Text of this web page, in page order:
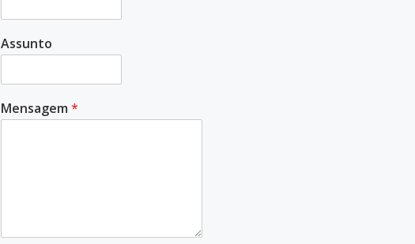
Assunto
Mensagem *